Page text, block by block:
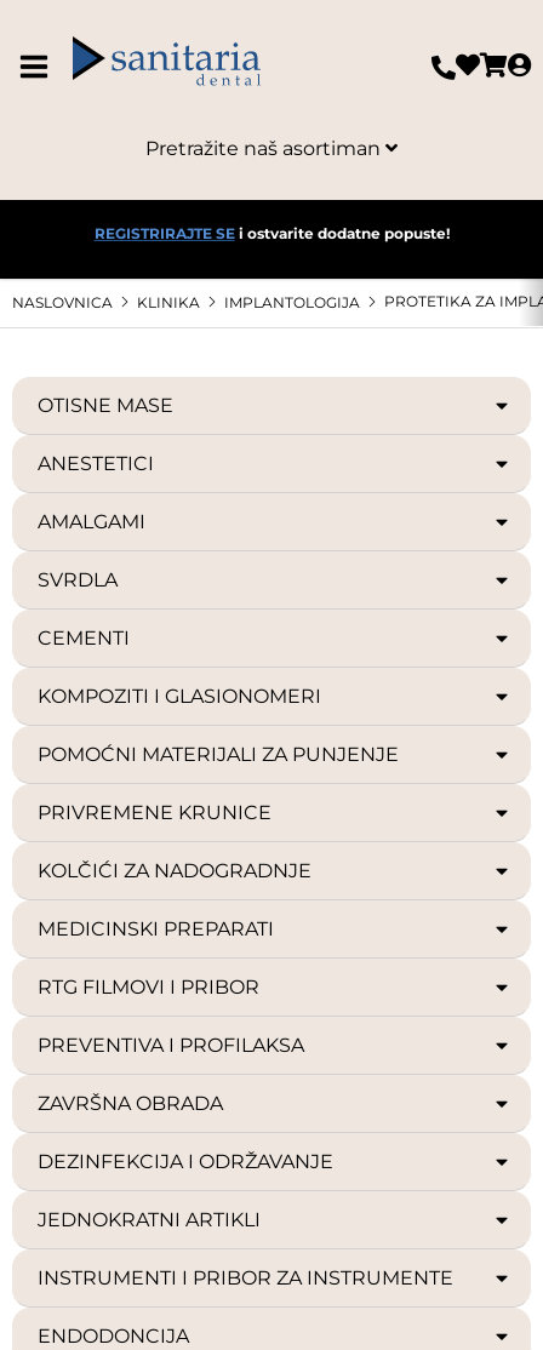
Pretražite naš asortiman
REGISTRIRAJTE SEi ostvarite dodatne popuste!
NASLOVNICA KLINIKA IMPLANTOLOGIJA PROTETIKA ZA
OTISNE MASE
ANESTETICI
AMALGAMI
SVRDLA
CEMENTI
KOMPOZITI I GLASIONOMERI
POMOĆNI MATERIJALI ZA PUNJENJE
PRIVREMENE KRUNICE
KOLČIĆI ZA NADOGRADNJE
MEDICINSKI PREPARATI
RTG FILMOVI I PRIBOR
PREVENTIVA I PROFILAKSA
ZAVRŠNA OBRADA
DEZINFEKCIJA I ODRŽAVANJE
JEDNOKRATNI ARTIKLI
INSTRUMENTI I PRIBOR ZA INSTRUMENTE
ENDODONCIJA